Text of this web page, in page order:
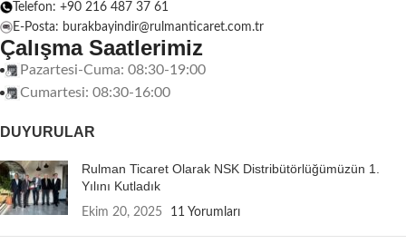
Telefon: +90 216 487 37 61
E-Posta: burakbayindir@rulmanticaret.com.tr
Çalışma Saatlerimiz
Pazartesi-Cuma: 08:30-19:00
Cumartesi: 08:30-16:00
DUYURULAR
Rulman Ticaret Olarak NSK Distribütörlüğümüzün 1.
Yılını Kutladık
Ekim 20, 2025 11 Yorumları